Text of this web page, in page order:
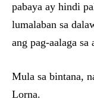
pabaya ay hindi
lumalaban sa
ang pag-aalaga sa
Mula sa bintana,
Lorna.